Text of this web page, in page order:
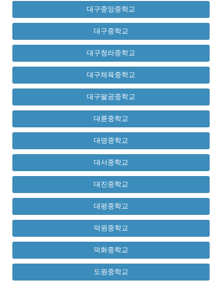
대구중앙중학교
대구중학교
대구청라중학교
대구체육중학교
대구팔공중학교
대륜중학교
대명중학교
대서중학교
대진중학교
대평중학교
덕원중학교
덕화중학교
도원중학교